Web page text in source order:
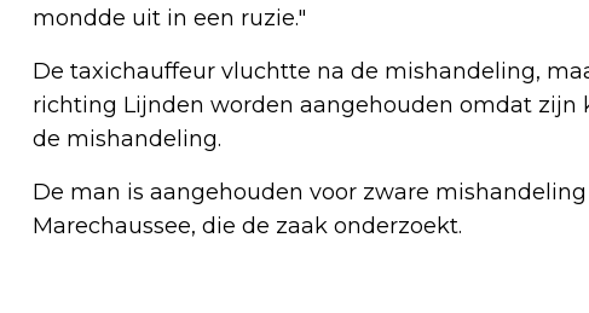
mondde uit in een ruzie."
De taxichauffeur vluchtte na de mishandeling,
richting Lijnden worden aangehouden omdat
de mishandeling.
De man is aangehouden voor zware
Marechaussee, die de zaak onderzoekt.